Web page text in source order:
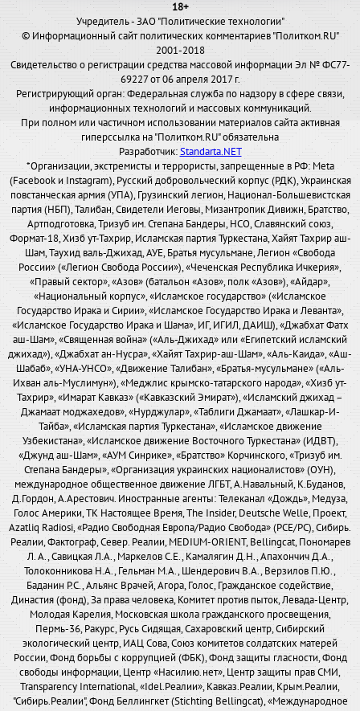
18+
Учредитель - ЗАО "Политические технологии"
© Информационный сайт политических комментариев "Политком.RU"
2001-2018
Свидетельство о регистрации средства массовой информации Эл № ФС77-
69227 от 06 апреля 2017 г.
Регистрирующий орган: Федеральная служба по надзору в сфере связи,
информационных технологий и массовых коммуникаций.
При полном или частичном использовании материалов сайта активная
гиперссылка на "Политком.RU" обязательна
Разработчик:Standarta.NET
*Организации, экстремисты и террористы, запрещенные в РФ: Meta
(Facebook и Instagram), Русский добровольческий корпус (РДК), Украинская
повстанческая армия (УПА), Грузинский легион, Национал-Большевистская
партия (НБП), Талибан, Свидетели Иеговы, Мизантропик Дивижн, Братство,
Артподготовка, Тризуб им. Степана Бандеры, НСО, Славянский союз,
Формат-18, Хизб ут-Тахрир, Исламская партия Туркестана, Хайят Тахрир аш-
Шам, Таухид валь-Джихад, АУЕ, Братья мусульмане, Легион «Свобода
России» («Легион Свобода России»), «Чеченская Республика Ичкерия»,
«Правый сектор», «Азов» (батальон «Азов», полк «Азов»), «Айдар»,
«Национальный корпус», «Исламское государство» («Исламское
Государство Ирака и Сирии», «Исламское Государство Ирака и Леванта»,
«Исламское Государство Ирака и Шама», ИГ, ИГИЛ, ДАИШ), «Джабхат Фатх
аш-Шам», «Священная война» («Аль-Джихад» или «Египетский исламский
джихад»), «Джабхат ан-Нусра», «Хайят Тахрир-аш-Шам», «Аль-Каида», «Аш-
Шабаб», «УНА-УНСО», «Движение Талибан», «Братья-мусульмане» («Аль-
Ихван аль-Муслимун»), «Меджлис крымско-татарского народа», «Хизб ут-
Тахрир», «Имарат Кавказ» («Кавказский Эмират»), «Исламский джихад –
Джамаат моджахедов», «Нурджулар», «Таблиги Джамаат», «Лашкар-И-
Тайба», «Исламская партия Туркестана», «Исламское движение
Узбекистана», «Исламское движение Восточного Туркестана» (ИДВТ),
«Джунд аш-Шам», «АУМ Синрике», «Братство» Корчинского, «Тризуб им.
Степана Бандеры», «Организация украинских националистов» (ОУН),
международное общественное движение ЛГБТ, А.Навальный, К.Буданов,
Д.Гордон, А.Арестович. Иностранные агенты: Телеканал «Дождь», Медуза,
Голос Америки, ТК Настоящее Время, The Insider, Deutsche Welle, Проект,
Azatliq Radiosi, «Радио Свободная Европа/Радио Свобода» (PCE/PC), Сибирь.
Реалии, Фактограф, Север. Реалии, MEDIUM-ORIENT, Bellingcat, Пономарев
Л. А., Савицкая Л.А., Маркелов С.Е., Камалягин Д.Н., Апахончич Д.А.,
Толоконникова Н.А., Гельман М.А., Шендерович В.А., Верзилов П.Ю.,
Баданин Р.С., Альянс Врачей, Агора, Голос, Гражданское содействие,
Династия (фонд), За права человека, Комитет против пыток, Левада-Центр,
Молодая Карелия, Московская школа гражданского просвещения,
Пермь-36, Ракурс, Русь Сидящая, Сахаровский центр, Сибирский
экологический центр, ИАЦ Сова, Союз комитетов солдатских матерей
России, Фонд борьбы с коррупцией (ФБК), Фонд защиты гласности, Фонд
свободы информации, Центр «Насилию.нет», Центр защиты прав СМИ,
Transparency International, «Idel.Реалии», Кавказ.Реалии, Крым.Реалии,
"Сибирь.Реалии", Фонд Беллингкет (Stichting Bellingcat), «Международное